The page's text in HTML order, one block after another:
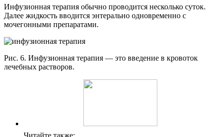
Инфузионная терапия обычно проводится несколько суток.
Далее жидкость вводится энтерально одновременно с
мочегонными препаратами.
Рис. 6. Инфузионная терапия — это введение в кровоток
лечебных растворов.